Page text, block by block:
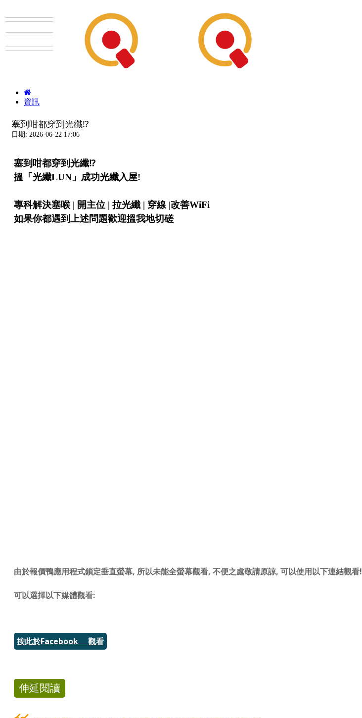
資訊
塞到咁都穿到光纖⁉
日期: 2026-06-22 17:06
塞到咁都穿到光纖⁉
搵「光纖LUN」成功光纖入屋!
專科解決塞喉 | 開主位 | 拉光纖 | 穿線 |改善WiFi
如果你都遇到上述問題歡迎搵我地切磋
由於報價鴨應用程式鎖定垂直螢幕, 所以未能全螢幕觀看, 不便之處敬請原諒, 可以使用以下連結觀看!
可以選擇以下媒體觀看:
按此於Facebook 觀看
伸延閱讀